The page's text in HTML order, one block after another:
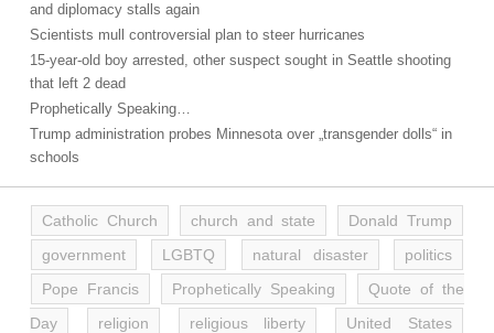
and diplomacy stalls again
Scientists mull controversial plan to steer hurricanes
15-year-old boy arrested, other suspect sought in Seattle shooting
that left 2 dead
Prophetically Speaking…
Trump administration probes Minnesota over „transgender dolls“ in
schools
Catholic Church church and state
Donald Trump
government
LGBTQ natural disaster
politics
Pope Francis
Prophetically Speaking
Quote of the
Day
religion religious liberty
United States